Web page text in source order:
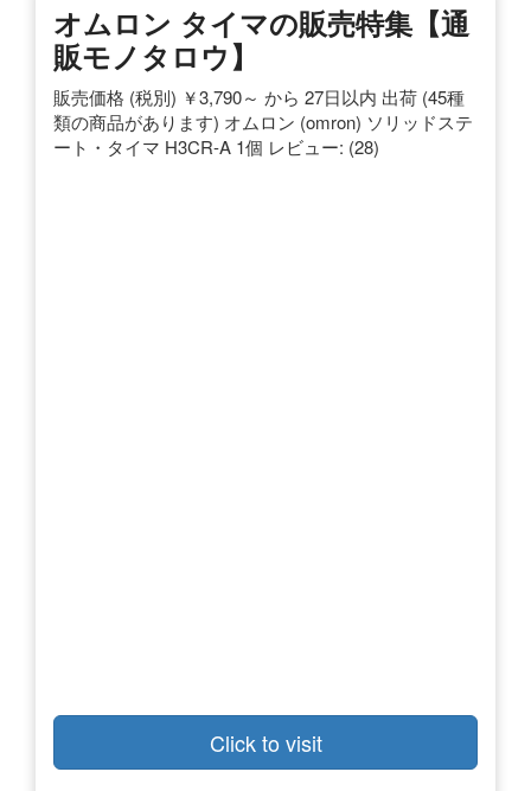
オムロン タイマの販売特集【通
販モノタロウ】
販売価格 (税別) ￥3,790～ から 27日以内 出荷 (45種
類の商品があります) オムロン (omron) ソリッドステ
ート・タイマ H3CR-A 1個 レビュー: (28)
Click to visit